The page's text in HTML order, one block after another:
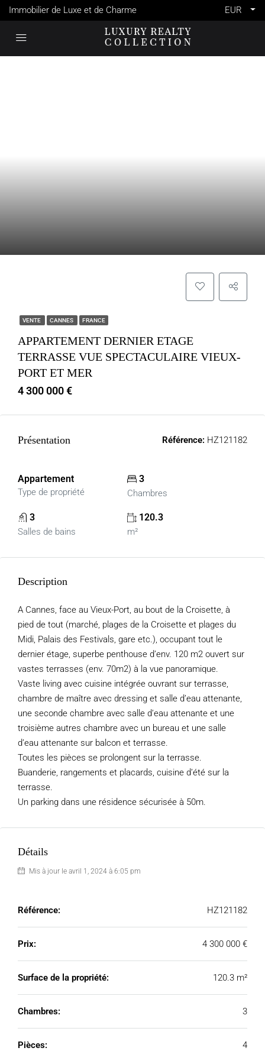
Immobilier de Luxe et de Charme EUR
VENTE CANNES FRANCE
APPARTEMENT DERNIER ETAGE
TERRASSE VUE SPECTACULAIRE VIEUX-
PORT ET MER
4 300 000 €
Présentation Référence: HZ121182
Appartement
Type de propriété
3
Chambres
3
Salles de bains
120.3
m²
Description
A Cannes, face au Vieux-Port, au bout de la Croisette, à
pied de tout (marché, plages de la Croisette et plages du
Midi, Palais des Festivals, gare etc.), occupant tout le
dernier étage, superbe penthouse d’env. 120 m2 ouvert sur
vastes terrasses (env. 70m2) à la vue panoramique.
Vaste living avec cuisine intégrée ouvrant sur terrasse,
chambre de maître avec dressing et salle d’eau attenante,
une seconde chambre avec salle d’eau attenante et une
troisième autres chambre avec un bureau et une salle
d’eau attenante sur balcon et terrasse.
Toutes les pièces se prolongent sur la terrasse.
Buanderie, rangements et placards, cuisine d’été sur la
terrasse.
Un parking dans une résidence sécurisée à 50m.
Détails
Mis à jour le avril 1, 2024 à 6:05 pm
Référence: HZ121182
Prix: 4 300 000 €
Surface de la propriété: 120.3 m²
Chambres: 3
Pièces: 4